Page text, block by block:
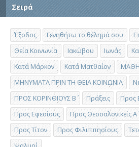
Σειρά
Έξοδος Γενηθήτω το θέλημά σου
Θεία Κοινωνία
Ιακώβου Ιωνάς
Κατά Μάρκον
Κατά Ματθαίον
ΜΗΝΥΜΑΤΑ ΠΡΙΝ ΤΗ ΘΕΙΑ ΚΟΙΝΩΝΙΑ
ΠΡΟΣ ΚΟΡΙΝΘΙΟΥΣ Β΄
Πράξεις
Προς
Προς Εφεσίους
Προς Θεσσαλονικείς Α΄
Προς Τίτον
Προς Φιλιππησίους